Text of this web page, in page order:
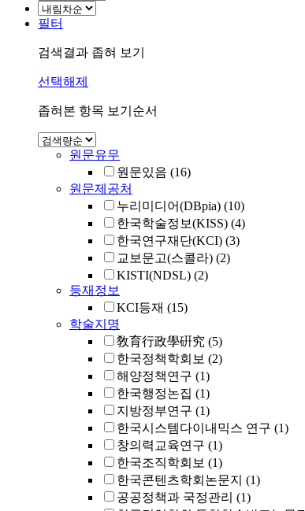
필터
검색결과 좁혀 보기
선택해제
좁혀본 항목 보기순서
원문유무
원문있음 (16)
원문제공처
누리미디어(DBpia) (10)
한국학술정보(KISS) (4)
한국연구재단(KCI) (3)
교보문고(스콜라) (2)
KISTI(NDSL) (2)
등재정보
KCI등재 (15)
학술지명
敎育行政學硏究 (5)
한국정책학회보 (2)
해양정책연구 (1)
한국행정논집 (1)
지방정부연구 (1)
한국시스템다이내믹스 연구 (1)
창의력교육연구 (1)
한국조직학회보 (1)
한국콘텐츠학회논문지 (1)
공공정책과 국정관리 (1)